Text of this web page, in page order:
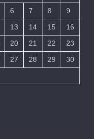
6 7 8
9
13 14 15
16
20 21 22
23
27 28 29
30